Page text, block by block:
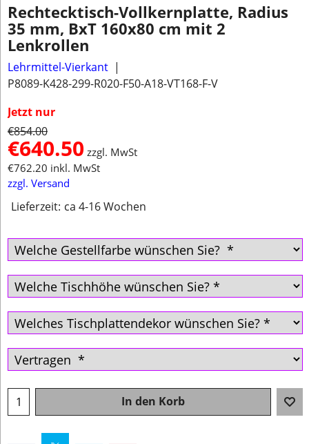
Rechtecktisch-Vollkernplatte, Radius
35 mm, BxT 160x80 cm mit 2
Lenkrollen
Lehrmittel-Vierkant
P8089-K428-299-R020-F50-A18-VT168-F-V
Jetzt nur
€854.00
€640.50 zzgl. MwSt
€762.20 inkl. MwSt
zzgl. Versand
Lieferzeit: ca 4-16 Wochen
In den Korb